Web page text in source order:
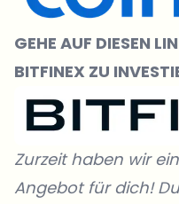
GEHE AUF DIESEN
BITFINEX ZU
Zurzeit haben wir
Angebot für dich!